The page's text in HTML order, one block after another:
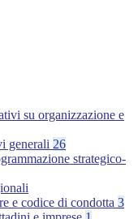
su organizzazione e
generali 26
strategico-
e codice di condotta 3